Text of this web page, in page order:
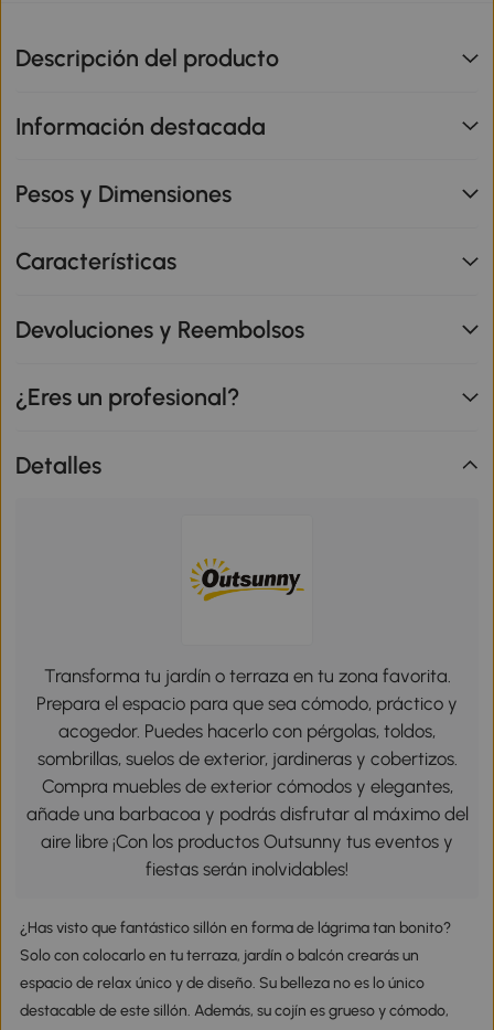
Descripción del producto
Información destacada
Pesos y Dimensiones
Características
Devoluciones y Reembolsos
¿Eres un profesional?
Detalles
Transforma tu jardín o terraza en tu zona favorita.
Prepara el espacio para que sea cómodo, práctico y
acogedor. Puedes hacerlo con pérgolas, toldos,
sombrillas, suelos de exterior, jardineras y cobertizos.
Compra muebles de exterior cómodos y elegantes,
añade una barbacoa y podrás disfrutar al máximo del
aire libre ¡Con los productos Outsunny tus eventos y
fiestas serán inolvidables!
¿Has visto que fantástico sillón en forma de lágrima tan bonito?
Solo con colocarlo en tu terraza, jardín o balcón crearás un
espacio de relax único y de diseño. Su belleza no es lo único
destacable de este sillón. Además, su cojín es grueso y cómodo,